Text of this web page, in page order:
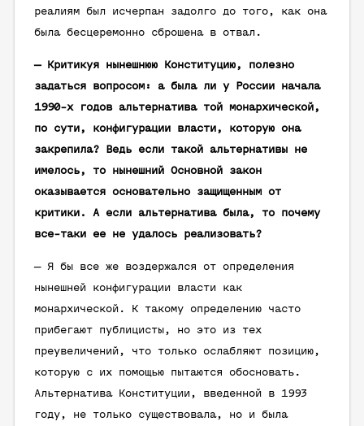
реалиям был исчерпан задолго до того, как она
была бесцеремонно сброшена в отвал.
— Критикуя нынешнюю Конституцию, полезно
задаться вопросом: а была ли у России начала
1990-х годов альтернатива той монархической,
по сути, конфигурации власти, которую она
закрепила? Ведь если такой альтернативы не
имелось, то нынешний Основной закон
оказывается основательно защищенным от
критики. А если альтернатива была, то почему
все-таки ее не удалось реализовать?
— Я бы все же воздержался от определения
нынешней конфигурации власти как
монархической. К такому определению часто
прибегают публицисты, но это из тех
преувеличений, что только ослабляют позицию,
которую с их помощью пытаются обосновать.
Альтернатива Конституции, введенной в 1993
году, не только существовала, но и была